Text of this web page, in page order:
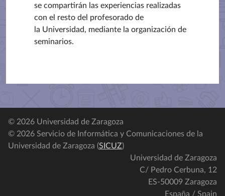
se compartirán las experiencias realizadas
con el resto del profesorado de
la Universidad, mediante la organización de
seminarios.
© 2026 Universidad de Zaragoza
© 2026 Servicio de Informática y Comunicaciones de la
Universidad de Zaragoza (SICUZ)
Universidad de Zaragoza
C/ Pedro Cerbuna, 12
ES-50009 Zaragoza
España / Spain